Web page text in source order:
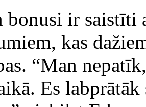
bonusi ir saistīti
kas
“Man
Es